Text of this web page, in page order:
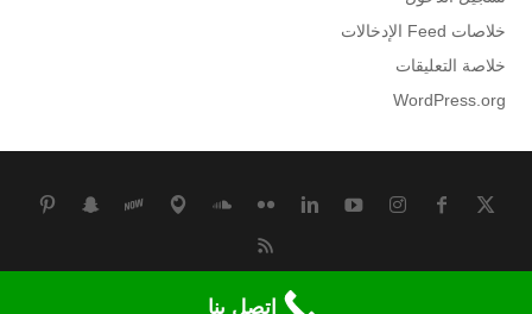
خلاصات Feed الإدخالات
خلاصة التعليقات
WordPress.org
اتصل بنا